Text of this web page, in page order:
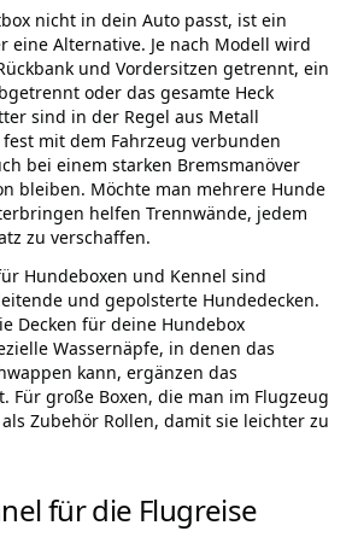
nicht in dein Auto passt, ist ein
eine Alternative. Je nach Modell wird
und Vordersitzen getrennt, ein
oder das gesamte Heck
sind in der Regel aus Metall
mit dem Fahrzeug verbunden
bei einem starken Bremsmanöver
bleiben. Möchte man mehrere Hunde
helfen Trennwände, jedem
zu verschaffen.
Hundeboxen und Kennel sind
und gepolsterte Hundedecken.
Decken für deine Hundebox
Wassernäpfe, in denen das
kann, ergänzen das
Für große Boxen, die man im Flugzeug
Zubehör Rollen, damit sie leichter zu
für die Flugreise